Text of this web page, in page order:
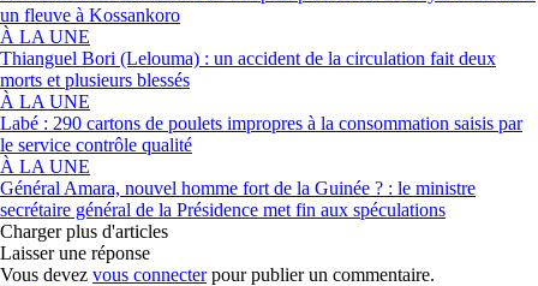
un fleuve à Kossankoro
À LA UNE
Thianguel Bori (Lelouma) : un accident de la circulation fait deux
morts et plusieurs blessés
À LA UNE
Labé : 290 cartons de poulets impropres à la consommation saisis par
le service contrôle qualité
À LA UNE
Général Amara, nouvel homme fort de la Guinée ? : le ministre
secrétaire général de la Présidence met fin aux spéculations
Charger plus d'articles
Laisser une réponse
Vous devez vous connecterpour publier un commentaire.